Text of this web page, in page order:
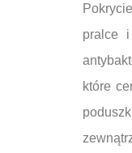
pralce
które